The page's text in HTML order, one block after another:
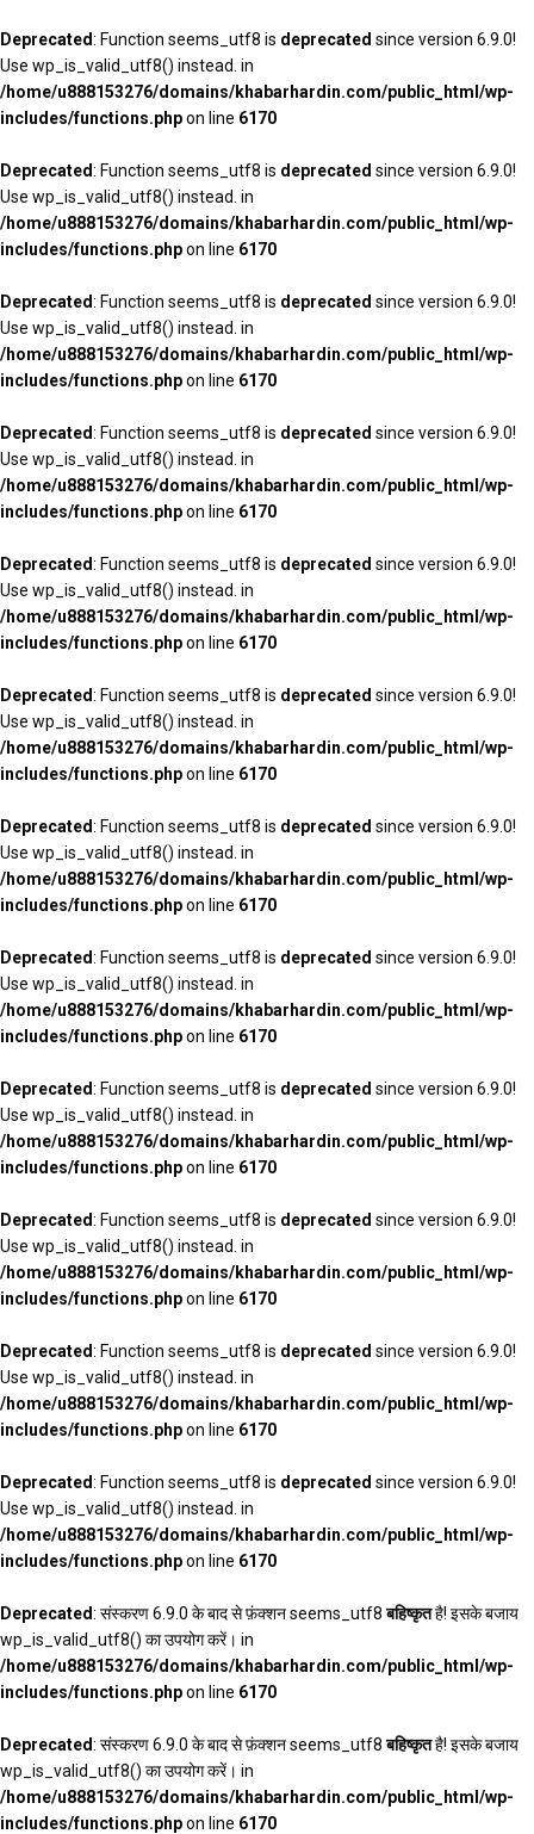
Deprecated: Function seems_utf8 is deprecated since version 6.9.0!
Use wp_is_valid_utf8() instead. in
/home/u888153276/domains/khabarhardin.com/public_html/wp-
includes/functions.phpon line 6170
Deprecated: Function seems_utf8 is deprecated since version 6.9.0!
Use wp_is_valid_utf8() instead. in
/home/u888153276/domains/khabarhardin.com/public_html/wp-
includes/functions.phpon line 6170
Deprecated: Function seems_utf8 is deprecated since version 6.9.0!
Use wp_is_valid_utf8() instead. in
/home/u888153276/domains/khabarhardin.com/public_html/wp-
includes/functions.phpon line 6170
Deprecated: Function seems_utf8 is deprecated since version 6.9.0!
Use wp_is_valid_utf8() instead. in
/home/u888153276/domains/khabarhardin.com/public_html/wp-
includes/functions.phpon line 6170
Deprecated: Function seems_utf8 is deprecated since version 6.9.0!
Use wp_is_valid_utf8() instead. in
/home/u888153276/domains/khabarhardin.com/public_html/wp-
includes/functions.phpon line 6170
Deprecated: Function seems_utf8 is deprecated since version 6.9.0!
Use wp_is_valid_utf8() instead. in
/home/u888153276/domains/khabarhardin.com/public_html/wp-
includes/functions.phpon line 6170
Deprecated: Function seems_utf8 is deprecated since version 6.9.0!
Use wp_is_valid_utf8() instead. in
/home/u888153276/domains/khabarhardin.com/public_html/wp-
includes/functions.phpon line 6170
Deprecated: Function seems_utf8 is deprecated since version 6.9.0!
Use wp_is_valid_utf8() instead. in
/home/u888153276/domains/khabarhardin.com/public_html/wp-
includes/functions.phpon line 6170
Deprecated: Function seems_utf8 is deprecated since version 6.9.0!
Use wp_is_valid_utf8() instead. in
/home/u888153276/domains/khabarhardin.com/public_html/wp-
includes/functions.phpon line 6170
Deprecated: Function seems_utf8 is deprecated since version 6.9.0!
Use wp_is_valid_utf8() instead. in
/home/u888153276/domains/khabarhardin.com/public_html/wp-
includes/functions.phpon line 6170
Deprecated: Function seems_utf8 is deprecated since version 6.9.0!
Use wp_is_valid_utf8() instead. in
/home/u888153276/domains/khabarhardin.com/public_html/wp-
includes/functions.phpon line 6170
Deprecated: Function seems_utf8 is deprecated since version 6.9.0!
Use wp_is_valid_utf8() instead. in
/home/u888153276/domains/khabarhardin.com/public_html/wp-
includes/functions.phpon line 6170
Deprecated: संस्करण 6.9.0 के बाद से फ़ंक्शन seems_utf8बहिष्कृतहै! इसके बजाय
wp_is_valid_utf8() का उपयोग करें। in
/home/u888153276/domains/khabarhardin.com/public_html/wp-
includes/functions.phpon line 6170
Deprecated: संस्करण 6.9.0 के बाद से फ़ंक्शन seems_utf8बहिष्कृतहै! इसके बजाय
wp_is_valid_utf8() का उपयोग करें। in
/home/u888153276/domains/khabarhardin.com/public_html/wp-
includes/functions.phpon line 6170